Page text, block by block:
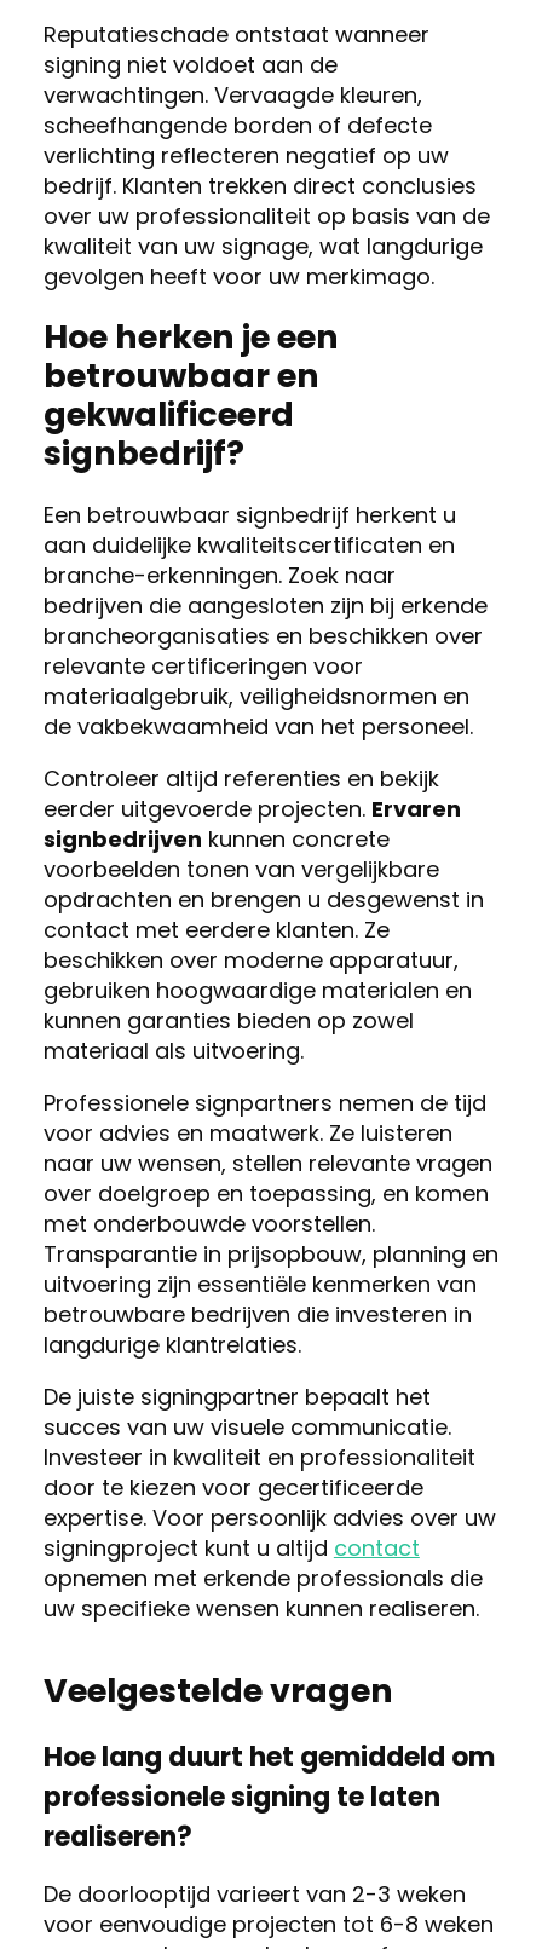
Reputatieschade ontstaat wanneer
signing niet voldoet aan de
verwachtingen. Vervaagde kleuren,
scheefhangende borden of defecte
verlichting reflecteren negatief op uw
bedrijf. Klanten trekken direct conclusies
over uw professionaliteit op basis van de
kwaliteit van uw signage, wat langdurige
gevolgen heeft voor uw merkimago.
Hoe herken je een
betrouwbaar en
gekwalificeerd
signbedrijf?
Een betrouwbaar signbedrijf herkent u
aan duidelijke kwaliteitscertificaten en
branche-erkenningen. Zoek naar
bedrijven die aangesloten zijn bij erkende
brancheorganisaties en beschikken over
relevante certificeringen voor
materiaalgebruik, veiligheidsnormen en
de vakbekwaamheid van het personeel.
Controleer altijd referenties en bekijk
eerder uitgevoerde projecten. Ervaren
signbedrijven kunnen concrete
voorbeelden tonen van vergelijkbare
opdrachten en brengen u desgewenst in
contact met eerdere klanten. Ze
beschikken over moderne apparatuur,
gebruiken hoogwaardige materialen en
kunnen garanties bieden op zowel
materiaal als uitvoering.
Professionele signpartners nemen de tijd
voor advies en maatwerk. Ze luisteren
naar uw wensen, stellen relevante vragen
over doelgroep en toepassing, en komen
met onderbouwde voorstellen.
Transparantie in prijsopbouw, planning en
uitvoering zijn essentiële kenmerken van
betrouwbare bedrijven die investeren in
langdurige klantrelaties.
De juiste signingpartner bepaalt het
succes van uw visuele communicatie.
Investeer in kwaliteit en professionaliteit
door te kiezen voor gecertificeerde
expertise. Voor persoonlijk advies over uw
signingproject kunt u altijd contact
opnemen met erkende professionals die
uw specifieke wensen kunnen realiseren.
Veelgestelde vragen
Hoe lang duurt het gemiddeld om
professionele signing te laten
realiseren?
De doorlooptijd varieert van 2-3 weken
voor eenvoudige projecten tot 6-8 weken